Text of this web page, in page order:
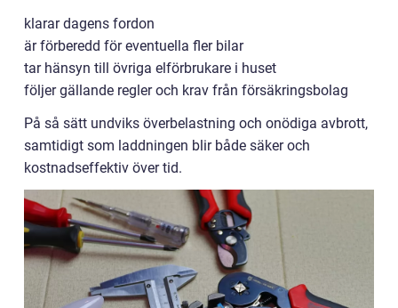
klarar dagens fordon
är förberedd för eventuella fler bilar
tar hänsyn till övriga elförbrukare i huset
följer gällande regler och krav från försäkringsbolag
På så sätt undviks överbelastning och onödiga avbrott,
samtidigt som laddningen blir både säker och
kostnadseffektiv över tid.